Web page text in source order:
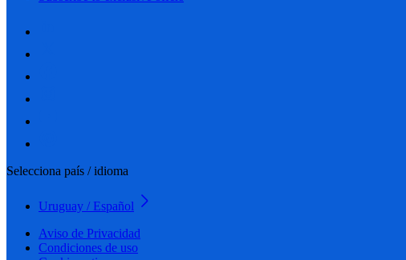
Selecciona país / idioma
Uruguay / Español
Aviso de Privacidad
Condiciones de uso